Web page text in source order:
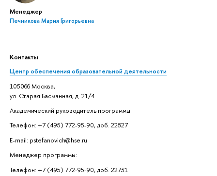
Менеджер
Печникова Мария Григорьевна
Контакты
Центр обеспечения образовательной деятельности
105066 Москва,
ул. Старая Басманная, д. 21/4
Академический руководитель программы:
Телефон: +7 (495) 772-95-90, доб. 22827
E-mail: pstefanovich@hse.ru
Менеджер программы:
Телефон: +7 (495) 772-95-90, доб. 22731